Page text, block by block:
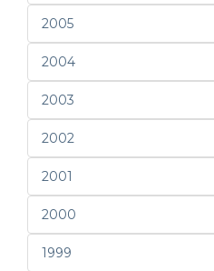
2005
2004
2003
2002
2001
2000
1999